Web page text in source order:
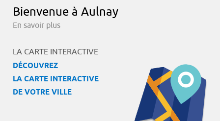
Bienvenue à Aulnay
En savoir plus
LA CARTE INTERACTIVE
DÉCOUVREZ
LA CARTE INTERACTIVE
DE VOTRE VILLE